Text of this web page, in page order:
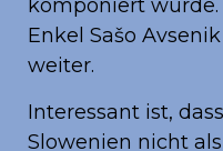
komponiert
Enkel Sašo
weiter.
Interessant ist,
Slowenien nicht